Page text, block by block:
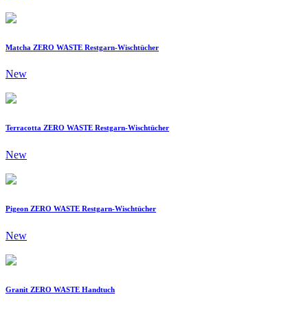
Matcha ZERO WASTE Restgarn-Wischtücher
New
Terracotta ZERO WASTE Restgarn-Wischtücher
New
Pigeon ZERO WASTE Restgarn-Wischtücher
New
Granit ZERO WASTE Handtuch